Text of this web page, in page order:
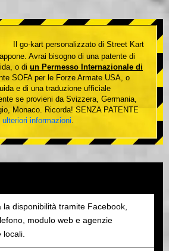
Il go-kart personalizzato di Street Kart
Avrai bisogno di una patente di
o di un Permesso Internazionale di
SOFA per le Forze Armate USA, o
e di una traduzione ufficiale
se provieni da Svizzera, Germania,
Monaco. Ricorda! SENZA PATENTE
ulteriori informazioni.
la disponibilità tramite Facebook,
modulo web e agenzie
locali.